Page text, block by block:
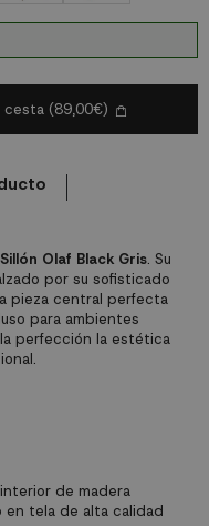
Sillón Olaf Black Gris. Su
por su sofisticado
pieza central perfecta
para ambientes
perfección la estética
de madera
en tela de alta calidad
cesta (89,00€)